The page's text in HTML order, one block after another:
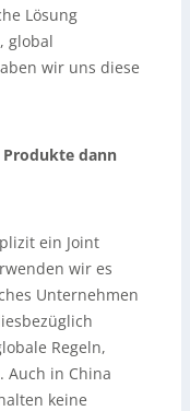
Lösung
global
wir uns diese
Produkte dann
ein Joint
wir es
Unternehmen
Regeln,
Auch in China
keine